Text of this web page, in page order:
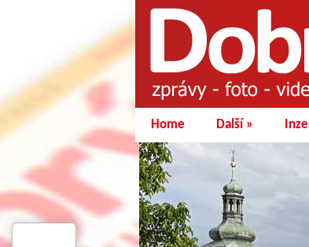
Home Další »